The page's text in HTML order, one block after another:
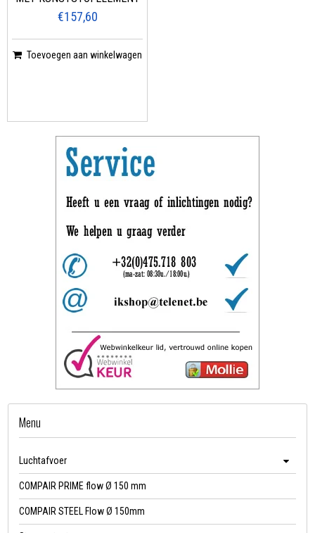
€157,60
Toevoegen aan winkelwagen
Menu
Luchtafvoer
COMPAIR PRIME flow Ø 150 mm
COMPAIR STEEL Flow Ø 150mm